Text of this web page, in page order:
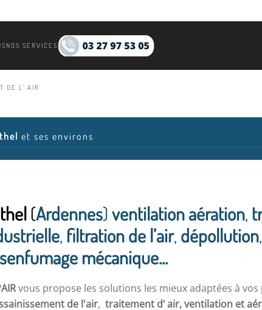
NOS SERVICES
DE L’ AIR
et ses environs
(Ardennes)ventilation aération,
, filtration de l’air, dépollution,
mécanique...
vous propose les solutions les mieux adaptées à vos
de l'air,traitement d’ air,ventilation et